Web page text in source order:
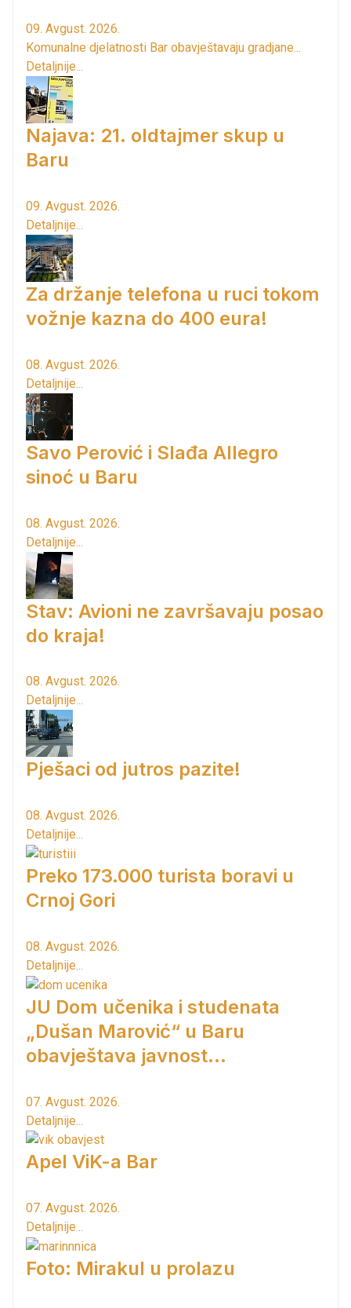
09. Avgust. 2026.
Komunalne djelatnosti Bar obavještavaju gradjane...
Detaljnije...
Najava: 21. oldtajmer skup u
Baru
09. Avgust. 2026.
Detaljnije...
Za držanje telefona u ruci tokom
vožnje kazna do 400 eura!
08. Avgust. 2026.
Detaljnije...
Savo Perović i Slađa Allegro
sinoć u Baru
08. Avgust. 2026.
Detaljnije...
Stav: Avioni ne završavaju posao
do kraja!
08. Avgust. 2026.
Detaljnije...
Pješaci od jutros pazite!
08. Avgust. 2026.
Detaljnije...
Preko 173.000 turista boravi u
Crnoj Gori
08. Avgust. 2026.
Detaljnije...
JU Dom učenika i studenata
„Dušan Marović“ u Baru
obavještava javnost...
07. Avgust. 2026.
Detaljnije...
Apel ViK-a Bar
07. Avgust. 2026.
Detaljnije...
Foto: Mirakul u prolazu